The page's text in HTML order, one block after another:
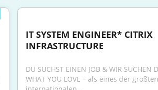
IT SYSTEM ENGINEER* CITRIX
INFRASTRUCTURE
DU SUCHST EINEN JOB & WIR SUCHEN
WHAT YOU LOVE – als eines der größten